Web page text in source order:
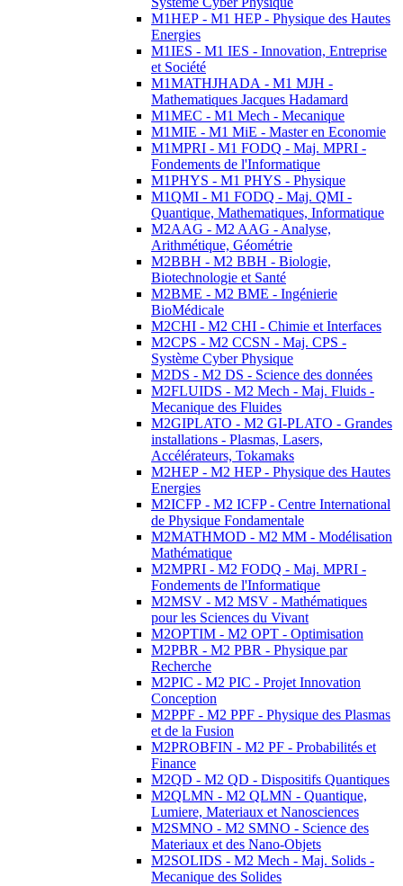
M1HEP - M1 HEP - Physique des Hautes
Energies
M1IES - M1 IES - Innovation, Entreprise
et Société
M1MATHJHADA - M1 MJH -
Mathematiques Jacques Hadamard
M1MEC - M1 Mech - Mecanique
M1MIE - M1 MiE - Master en Economie
M1MPRI - M1 FODQ - Maj. MPRI -
Fondements de l'Informatique
M1PHYS - M1 PHYS - Physique
M1QMI - M1 FODQ - Maj. QMI -
Quantique, Mathematiques, Informatique
M2AAG - M2 AAG - Analyse,
Arithmétique, Géométrie
M2BBH - M2 BBH - Biologie,
Biotechnologie et Santé
M2BME - M2 BME - Ingénierie
BioMédicale
M2CHI - M2 CHI - Chimie et Interfaces
M2CPS - M2 CCSN - Maj. CPS -
Système Cyber Physique
M2DS - M2 DS - Science des données
M2FLUIDS - M2 Mech - Maj. Fluids -
Mecanique des Fluides
M2GIPLATO - M2 GI-PLATO - Grandes
installations - Plasmas, Lasers,
Accélérateurs, Tokamaks
M2HEP - M2 HEP - Physique des Hautes
Energies
M2ICFP - M2 ICFP - Centre International
de Physique Fondamentale
M2MATHMOD - M2 MM - Modélisation
Mathématique
M2MPRI - M2 FODQ - Maj. MPRI -
Fondements de l'Informatique
M2MSV - M2 MSV - Mathématiques
pour les Sciences du Vivant
M2OPTIM - M2 OPT - Optimisation
M2PBR - M2 PBR - Physique par
Recherche
M2PIC - M2 PIC - Projet Innovation
Conception
M2PPF - M2 PPF - Physique des Plasmas
et de la Fusion
M2PROBFIN - M2 PF - Probabilités et
Finance
M2QD - M2 QD - Dispositifs Quantiques
M2QLMN - M2 QLMN - Quantique,
Lumiere, Materiaux et Nanosciences
M2SMNO - M2 SMNO - Science des
Materiaux et des Nano-Objets
M2SOLIDS - M2 Mech - Maj. Solids -
Mecanique des Solides